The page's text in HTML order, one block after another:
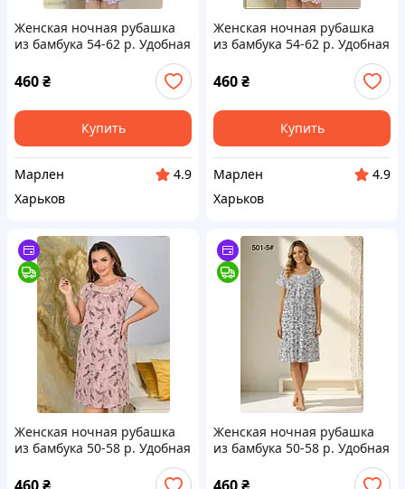
Женская ночная рубашка
из бамбука 54-62 р. Удобная
ночная рубашка большого
размера.
460₴
Купить
Марлен
4.9
Харьков
Женская ночная рубашка
из бамбука 54-62 р. Удобная
ночная рубашка большого
размера
460₴
Купить
Марлен
4.9
Харьков
Женская ночная рубашка
из бамбука 50-58 р. Удобная
ночная рубашка большого
размера.
Женская ночная рубашка
из бамбука 50-58 р. Удобная
ночная рубашка большого
размера